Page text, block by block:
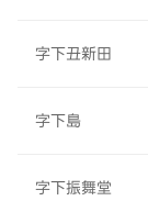
字下丑新田
字下島
字下振舞堂